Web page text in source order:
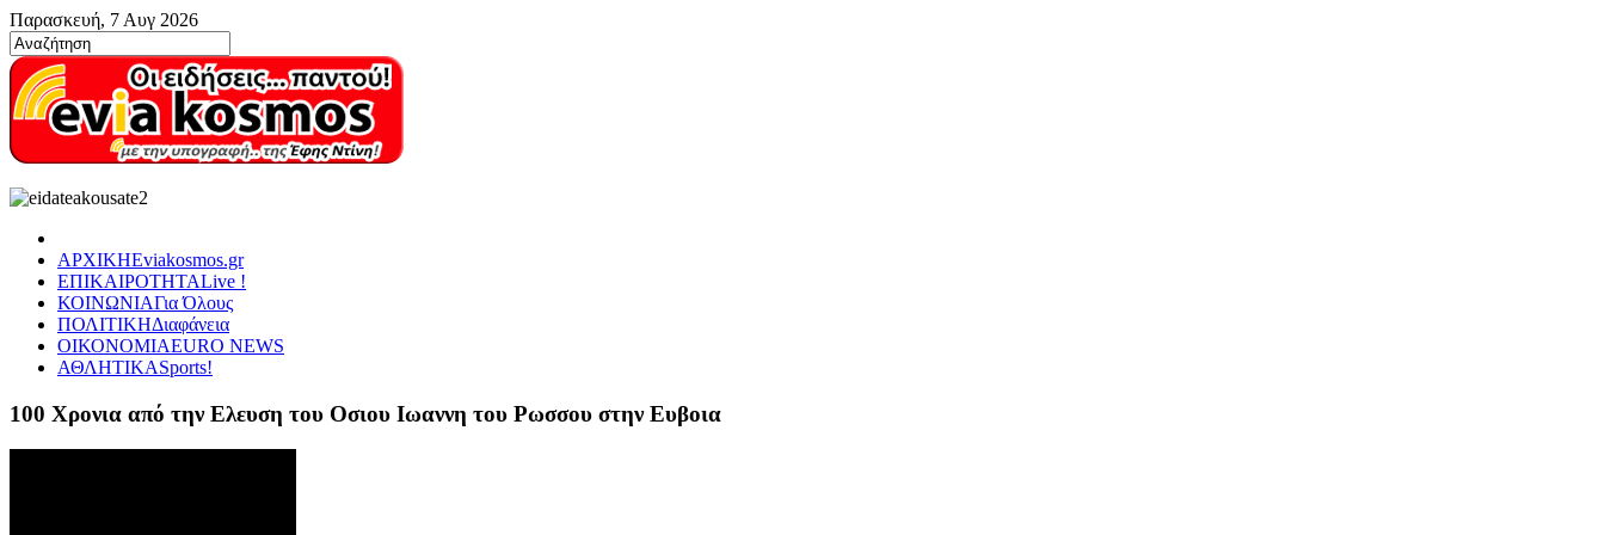
Παρασκευή, 7 Αυγ 2026
ΑΡΧΙΚΗEviakosmos.gr
ΕΠΙΚΑΙΡΟΤΗΤΑLive !
ΚΟΙΝΩΝΙΑΓια Όλους
ΠΟΛΙΤΙΚΗΔιαφάνεια
ΟΙΚΟΝΟΜΙΑEURO NEWS
ΑΘΛΗΤΙΚΑSports!
100 Χρονια από την Ελευση του Οσιου Ιωαννη του Ρωσσου στην Ευβοια